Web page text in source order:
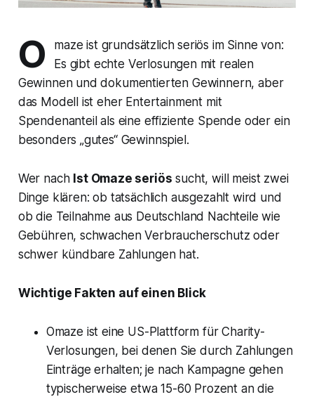
O
maze ist grundsätzlich seriös im Sinne von:
Es gibt echte Verlosungen mit realen
Gewinnen und dokumentierten Gewinnern, aber
das Modell ist eher Entertainment mit
Spendenanteil als eine effiziente Spende oder ein
besonders „gutes“ Gewinnspiel.
Wer nach Ist Omaze seriös sucht, will meist zwei
Dinge klären: ob tatsächlich ausgezahlt wird und
ob die Teilnahme aus Deutschland Nachteile wie
Gebühren, schwachen Verbraucherschutz oder
schwer kündbare Zahlungen hat.
Wichtige Fakten auf einen Blick
Omaze ist eine US-Plattform für Charity-
Verlosungen, bei denen Sie durch Zahlungen
Einträge erhalten; je nach Kampagne gehen
typischerweise etwa 15-60 Prozent an die